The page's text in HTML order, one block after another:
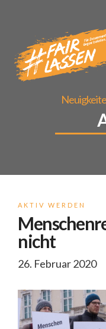
AKTIV WERDEN
nicht
26. Februar 2020